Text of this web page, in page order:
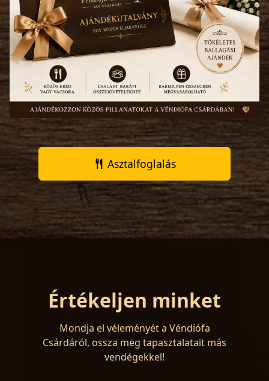
Asztalfoglalás
Értékeljen minket
Mondja el véleményét a Véndiófa
Csárdáról, ossza meg tapasztalatait más
vendégekkel!